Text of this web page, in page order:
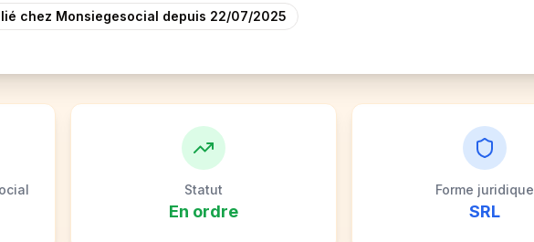
chez Monsiegesocial depuis 22/07/2025
Statut
En ordre
Forme juridique
SRL